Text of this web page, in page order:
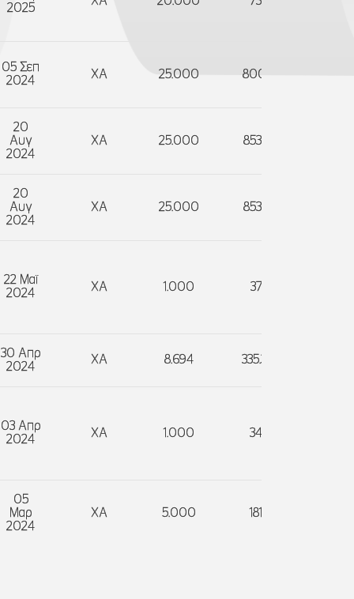
2025
05 Σεπ
2024
ΧΑ 25.000 800.000
20
Αυγ
2024
ΧΑ 25.000 853.516,32
20
Αυγ
2024
ΧΑ 25.000 853.516,32
22 Μαϊ
2024
ΧΑ 1.000 37.200
30 Απρ
2024
ΧΑ 8.694 335.365,54
03 Απρ
2024
ΧΑ 1.000 34.800
05
Μαρ
2024
ΧΑ 5.000 181.500